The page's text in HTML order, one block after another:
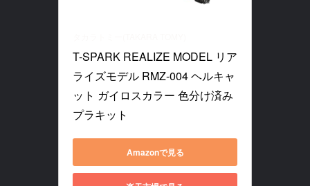
T-SPARK REALIZE MODEL リア
ライズモデル RMZ-004 ヘルキャ
ット ガイロスカラー 色分け済み
プラキット
Amazonで見る